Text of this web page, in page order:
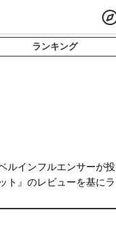
ランキング
ルインフルエンサーが投
ト』のレビューを基にラ